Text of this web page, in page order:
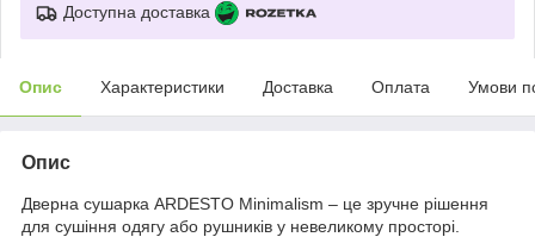
Доступна доставка
Опис Характеристики Доставка Оплата Умови
Опис
Дверна сушарка ARDESTO Minimalism – це зручне рішення
для сушіння одягу або рушників у невеликому просторі.